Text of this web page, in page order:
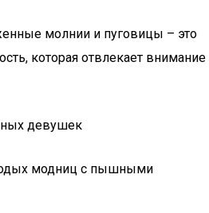
молнии и пуговицы – это
которая отвлекает внимание
девушек
модниц с пышными